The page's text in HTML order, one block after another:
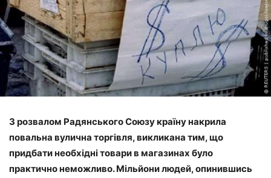
З розвалом Радянського Союзу країну накрила
повальна вулична торгівля, викликана тим, що
придбати необхідні товари в магазинах було
практично неможливо. Мільйони людей, опинившись